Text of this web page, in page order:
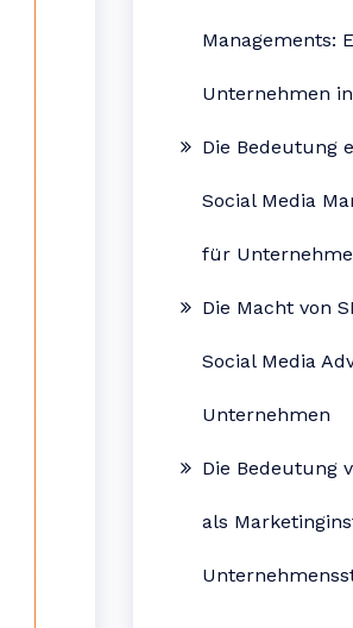
Managements:
Unternehmen
Die Bedeutung
Social Media
für
Die Macht von
Social Media
Unternehmen
Die Bedeutung
als